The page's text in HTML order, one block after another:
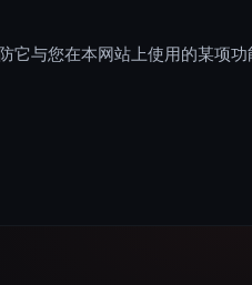
与您在本网站上使用的某项功